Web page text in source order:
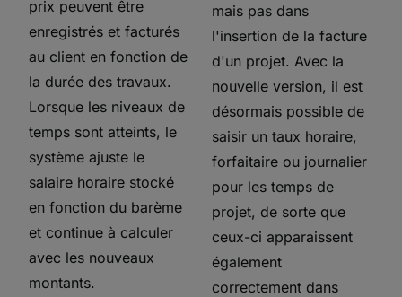
prix peuvent être
enregistrés et facturés
au client en fonction de
la durée des travaux.
Lorsque les niveaux de
temps sont atteints, le
système ajuste le
salaire horaire stocké
en fonction du barème
et continue à calculer
avec les nouveaux
montants.
mais pas dans
l'insertion de la facture
d'un projet. Avec la
nouvelle version, il est
désormais possible de
saisir un taux horaire,
forfaitaire ou journalier
pour les temps de
projet, de sorte que
ceux-ci apparaissent
également
correctement dans